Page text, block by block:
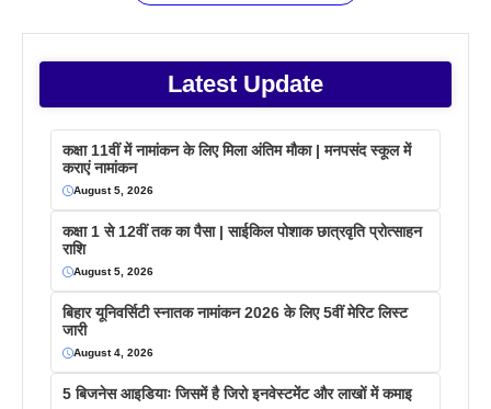
Latest Update
कक्षा 11वीं में नामांकन के लिए मिला अंतिम मौका | मनपसंद स्कूल में
कराएं नामांकन
August 5, 2026
कक्षा 1 से 12वीं तक का पैसा | साईकिल पोशाक छात्रवृति प्रोत्साहन
राशि
August 5, 2026
बिहार यूनिवर्सिटी स्नातक नामांकन 2026 के लिए 5वीं मेरिट लिस्ट
जारी
August 4, 2026
5 बिजनेस आइडियाः जिसमें है जिरो इनवेस्टमेंट और लाखों में कमाइ